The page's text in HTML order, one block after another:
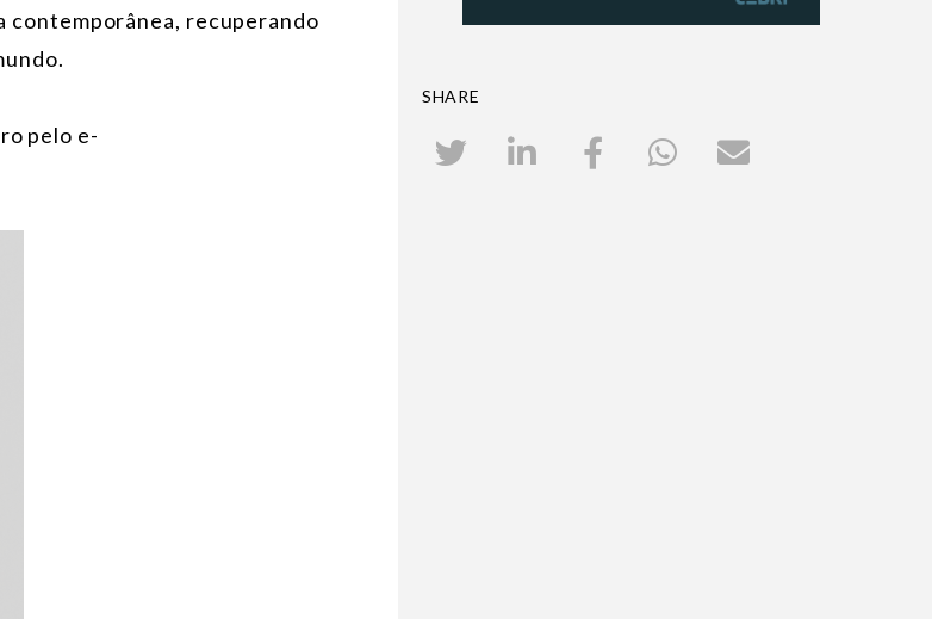
contemporânea, recuperando
pelo e-
SHARE